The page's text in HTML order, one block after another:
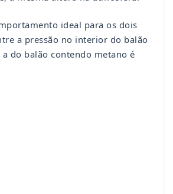
ideal para os dois
a pressão no interior do balão
do balão contendo metano é